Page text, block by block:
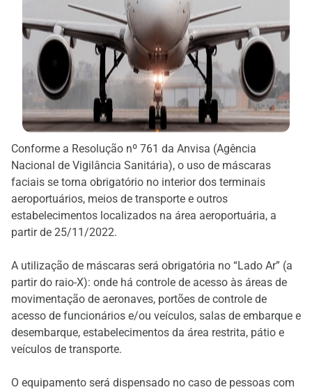
Conforme a Resolução nº 761 da Anvisa (Agência
Nacional de Vigilância Sanitária), o uso de máscaras
faciais se torna obrigatório no interior dos terminais
aeroportuários, meios de transporte e outros
estabelecimentos localizados na área aeroportuária, a
partir de 25/11/2022.
A utilização de máscaras será obrigatória no “Lado Ar” (a
partir do raio-X): onde há controle de acesso às áreas de
movimentação de aeronaves, portões de controle de
acesso de funcionários e/ou veículos, salas de embarque e
desembarque, estabelecimentos da área restrita, pátio e
veículos de transporte.
O equipamento será dispensado no caso de pessoas com